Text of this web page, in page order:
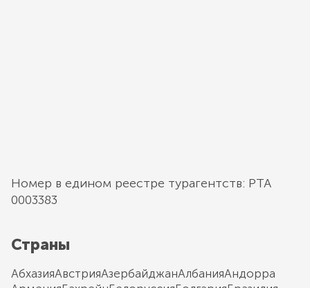
Номер в едином реестре турагентств: РТА
0003383
Страны
АбхазияАвстрияАзербайджанАлбанияАндорра